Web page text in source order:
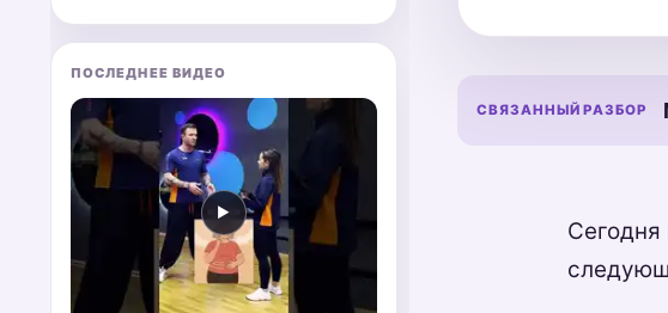
СВЯЗАННЫЙ РАЗБОР
ПОСЛЕДНЕЕ ВИДЕО
▶